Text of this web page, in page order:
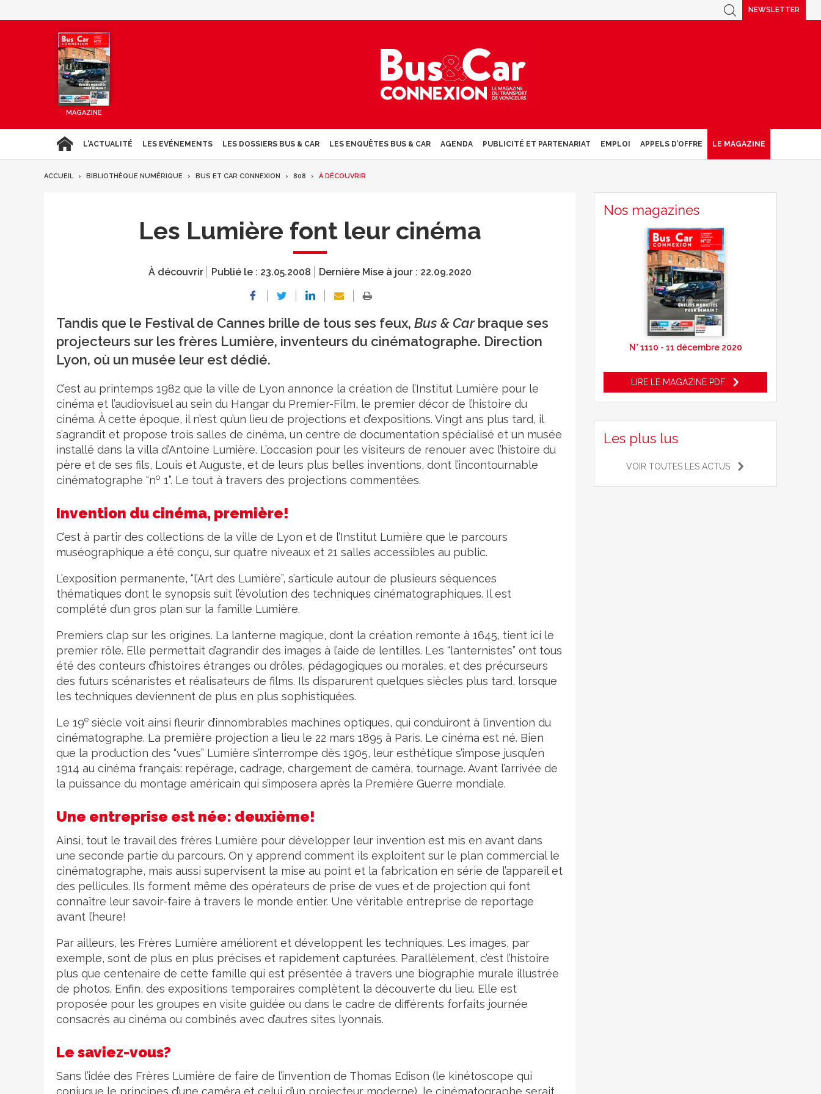
NEWSLETTER
MAGAZINE
L'ACTUALITÉ LES EVÉNEMENTS LES DOSSIERS BUS & CAR LES ENQUÊTES BUS & CAR AGENDA PUBLICITÉ ET PARTENARIAT EMPLOI APPELS D’OFFRE LE MAGAZINE
ACCUEIL BIBLIOTHÈQUE NUMÉRIQUE BUS ET CAR CONNEXION 808 À DÉCOUVRIR
Les Lumière font leur cinéma
À découvrir Publié le : 23.05.2008 Dernière Mise à jour : 22.09.2020
Tandis que le Festival de Cannes brille de tous ses feux, Bus & Carbraque ses
projecteurs sur les frères Lumière, inventeurs du cinématographe. Direction
Lyon, où un musée leur est dédié.
C’est au printemps 1982 que la ville de Lyon annonce la création de l’Institut Lumière pour le
cinéma et l’audiovisuel au sein du Hangar du Premier-Film, le premier décor de l’histoire du
cinéma. À cette époque, il n’est qu’un lieu de projections et d’expositions. Vingt ans plus tard, il
s’agrandit et propose trois salles de cinéma, un centre de documentation spécialisé et un musée
installé dans la villa d’Antoine Lumière. L’occasion pour les visiteurs de renouer avec l’histoire du
père et de ses fils, Louis et Auguste, et de leurs plus belles inventions, dont l’incontournable
cinématographe “no 1”. Le tout à travers des projections commentées.
Invention du cinéma, première!
C’est à partir des collections de la ville de Lyon et de l’Institut Lumière que le parcours
muséographique a été conçu, sur quatre niveaux et 21 salles accessibles au public.
L’exposition permanente, “l’Art des Lumière”, s’articule autour de plusieurs séquences
thématiques dont le synopsis suit l’évolution des techniques cinématographiques. Il est
complété d’un gros plan sur la famille Lumière.
Premiers clap sur les origines. La lanterne magique, dont la création remonte à 1645, tient ici le
premier rôle. Elle permettait d’agrandir des images à l’aide de lentilles. Les “lanternistes” ont tous
été des conteurs d’histoires étranges ou drôles, pédagogiques ou morales, et des précurseurs
des futurs scénaristes et réalisateurs de films. Ils disparurent quelques siècles plus tard, lorsque
les techniques deviennent de plus en plus sophistiquées.
Le 19e siècle voit ainsi fleurir d’innombrables machines optiques, qui conduiront à l’invention du
cinématographe. La première projection a lieu le 22 mars 1895 à Paris. Le cinéma est né. Bien
que la production des “vues” Lumière s’interrompe dès 1905, leur esthétique s’impose jusqu’en
1914 au cinéma français: repérage, cadrage, chargement de caméra, tournage. Avant l’arrivée de
la puissance du montage américain qui s’imposera après la Première Guerre mondiale.
Une entreprise est née: deuxième!
Ainsi, tout le travail des frères Lumière pour développer leur invention est mis en avant dans
une seconde partie du parcours. On y apprend comment ils exploitent sur le plan commercial le
cinématographe, mais aussi supervisent la mise au point et la fabrication en série de l’appareil et
des pellicules. Ils forment même des opérateurs de prise de vues et de projection qui font
connaître leur savoir-faire à travers le monde entier. Une véritable entreprise de reportage
avant l’heure!
Par ailleurs, les Frères Lumière améliorent et développent les techniques. Les images, par
exemple, sont de plus en plus précises et rapidement capturées. Parallèlement, c’est l’histoire
plus que centenaire de cette famille qui est présentée à travers une biographie murale illustrée
de photos. Enfin, des expositions temporaires complètent la découverte du lieu. Elle est
proposée pour les groupes en visite guidée ou dans le cadre de différents forfaits journée
consacrés au cinéma ou combinés avec d’autres sites lyonnais.
Le saviez-vous?
Sans l’idée des Frères Lumière de faire de l’invention de Thomas Edison (le kinétoscope qui
conjugue le principes d’une caméra et celui d’un projecteur moderne), le cinématographe serait
Nos magazines
N° 1110 - 11 décembre 2020
LIRE LE MAGAZINE PDF
Les plus lus
VOIR TOUTES LES ACTUS